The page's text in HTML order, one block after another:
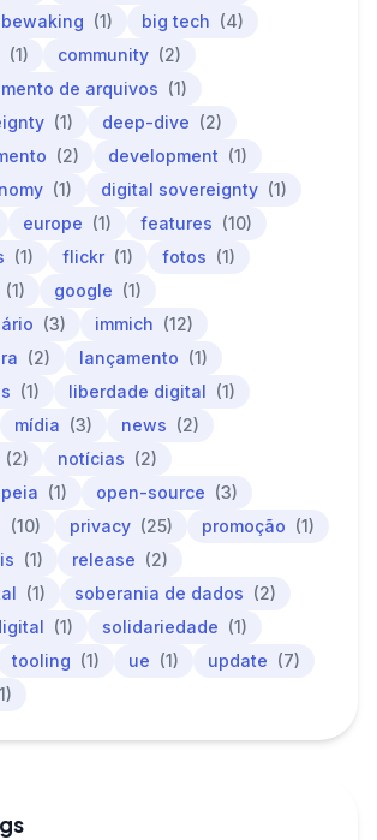
bewaking (1) big tech (4)
(1) community (2)
de arquivos (1)
(1) deep-dive (2)
(2) development (1)
(1) digital sovereignty (1)
europe (1) features (10)
(1) flickr (1) fotos (1)
(1) google (1)
(3) immich (12)
(2) lançamento (1)
(1) liberdade digital
(1)
mídia (3) news (2)
(2) notícias (2)
(1) open-source (3)
(10) privacy (25) promoção (1)
(1) release (2)
(1) soberania de dados (2)
(1) solidariedade (1)
tooling (1) ue (1) update (7)